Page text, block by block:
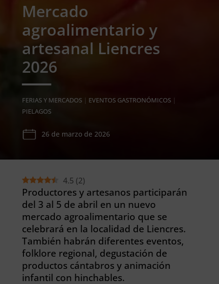
Mercado
agroalimentario y
artesanal Liencres
2026
FERIAS Y MERCADOS| EVENTOS GASTRONÓMICOS|
PIELAGOS
26 de marzo de 2026
4.5 (2)
Productores y artesanos participarán
del 3 al 5 de abril en un nuevo
mercado agroalimentario que se
celebrará en la localidad de Liencres.
También habrán diferentes eventos,
folklore regional, degustación de
productos cántabros y animación
infantil con hinchables.